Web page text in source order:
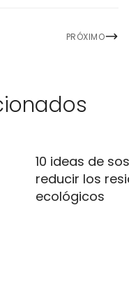
PRÓXIMO
10 ideas de
reducir los
ecológicos